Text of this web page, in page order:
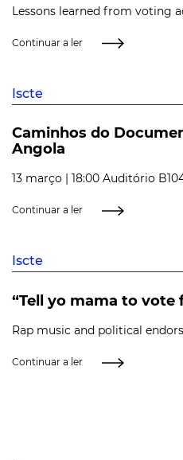
Lessons learned from voting
Continuar a ler
Iscte
Caminhos do
Angola
13 março | 18:00 Auditório
Continuar a ler
Iscte
“Tell yo mama to vote
Rap music and political
Continuar a ler